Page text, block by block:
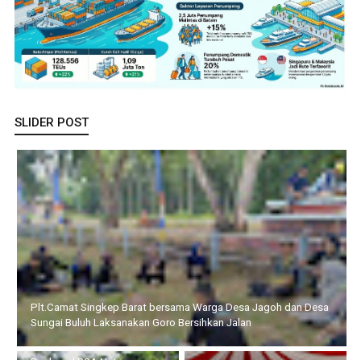
SLIDER POST
Danlanud RSA Natuna Kobarkan Semangat Kemerdekaan, 54
Pendaki Menuju Puncak Gunung Ranai